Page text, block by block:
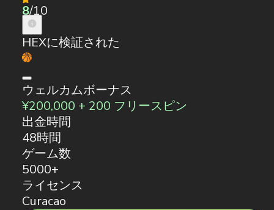
8/10
HEXに検証された
ウェルカムボーナス
¥200,000 + 200 フリースピン
出金時間
48時間
ゲーム数
5000+
ライセンス
Curacao